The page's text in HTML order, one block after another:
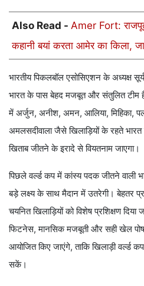
Also Read - Amer Fort:
कहानी बयां करता आमेर का किला,
भारतीय पिकलबॉल एसोसिएशन के अध्यक्ष
भारत के पास बेहद मजबूत और संतुलित टीम
में अर्जुन, अनीश, अमन, आलिया, मिहिका,
अमलसदीवाला जैसे खिलाड़ियों के रहते भारत
खिताब जीतने के इरादे से वियतनाम जाएगा।
पिछले वर्ल्ड कप में कांस्य पदक जीतने वाली
बड़े लक्ष्य के साथ मैदान में उतरेगी। बेहतर
चयनित खिलाड़ियों को विशेष प्रशिक्षण
फिटनेस, मानसिक मजबूती और सही खेल
आयोजित किए जाएंगे, ताकि खिलाड़ी वर्ल्ड
सकें।